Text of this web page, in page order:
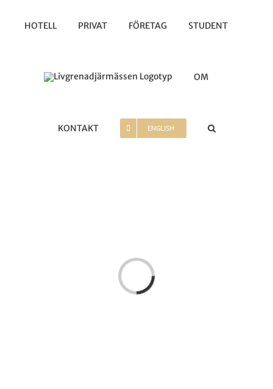
innehålletHOTELL PRIVAT FÖRETAG STUDENT
OM
KONTAKT ENGLISH
Loading...